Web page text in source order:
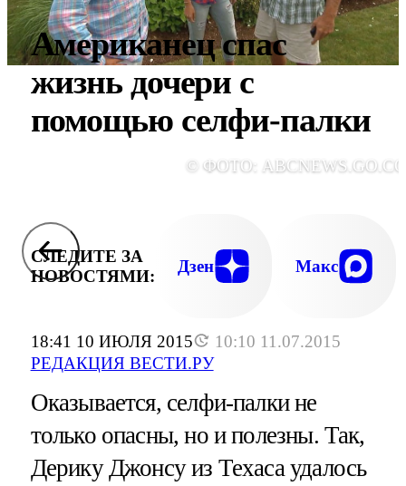
18:41 10 ИЮЛЯ 2015
10:10 11.07.2015
РЕДАКЦИЯ ВЕСТИ.РУ
Американец спас
жизнь дочери с
помощью селфи-палки
© ФОТО:
СЛЕДИТЕ ЗА
НОВОСТЯМИ:
Дзен Макс
Оказывается, селфи-палки не
только опасны, но и полезны. Так,
Дерику Джонсу из Техаса удалось